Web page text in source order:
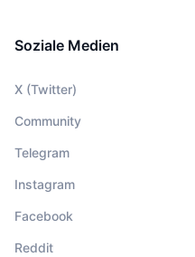
Soziale Medien
X (Twitter)
Community
Telegram
Instagram
Facebook
Reddit